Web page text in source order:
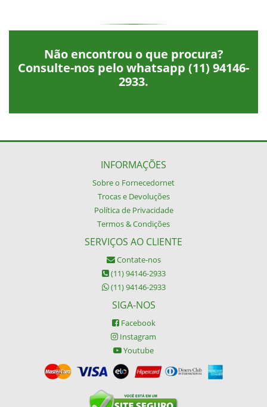
Não encontrou o que procura?
Consulte-nos pelo whatsapp (11) 94146-
2933.
INFORMAÇÕES
Sobre o Fornecedornet
Trocas e Devoluções
Política de Privacidade
Termos & Condições
SERVIÇOS AO CLIENTE
Contate-nos
(11) 94146-2933
(11) 94146-2933
SIGA-NOS
Facebook
Instagram
Youtube